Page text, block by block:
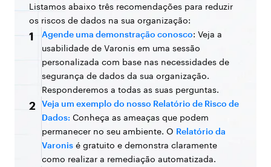
Listamos abaixo três recomendações para reduzir
os riscos de dados na sua organização:
1 Agende uma demonstração conosco: Veja a
usabilidade de Varonis em uma sessão
personalizada com base nas necessidades de
segurança de dados da sua organização.
Responderemos a todas as suas perguntas.
2
Veja um exemplo do nosso Relatório de Risco de
Dados: Conheça as ameaças que podem
permanecer no seu ambiente. O Relatório da
Varonis é gratuito e demonstra claramente
como realizar a remediação automatizada.